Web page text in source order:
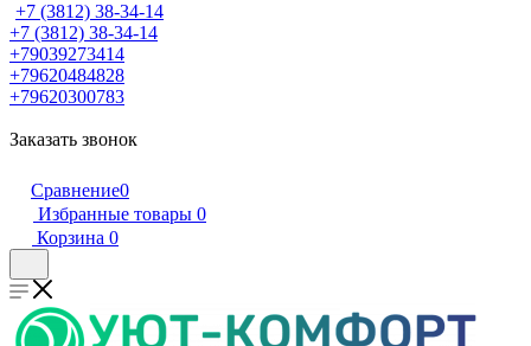
+7 (3812) 38-34-14
+7 (3812) 38-34-14
+79039273414
+79620484828
+79620300783
Заказать звонок
Сравнение0
Избранные товары 0
Корзина 0